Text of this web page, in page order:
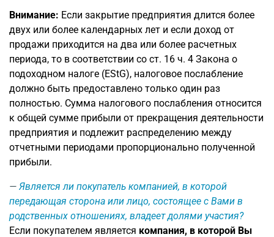
Внимание: Если закрытие предприятия длится более
двух или более календарных лет и если доход от
продажи приходится на два или более расчетных
периода, то в соответствии со ст. 16 ч. 4 Закона о
подоходном налоге (EStG), налоговое послабление
должно быть предоставлено только один раз
полностью. Сумма налогового послабления относится
к общей сумме прибыли от прекращения деятельности
предприятия и подлежит распределению между
отчетными периодами пропорционально полученной
прибыли.
Является ли покупатель компанией, в которой
передающая сторона или лицо, состоящее с Вами в
родственных отношениях, владеет долями участия?
Если покупателем является компания, в которой Вы